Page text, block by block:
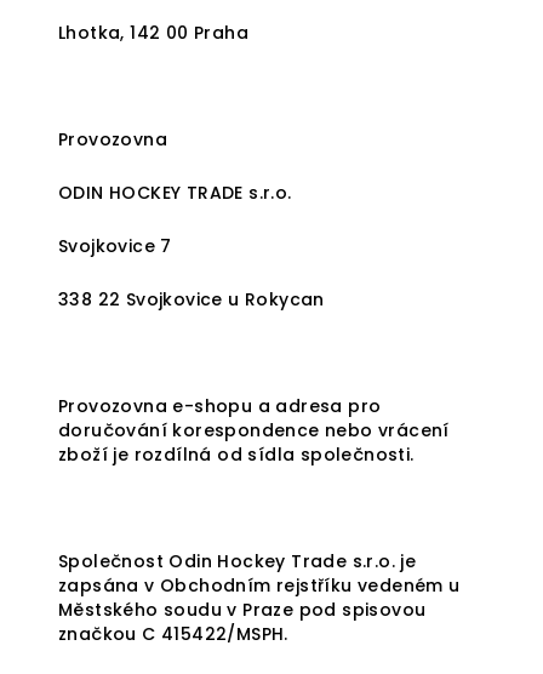
Lhotka, 142 00 Praha
Provozovna
ODIN HOCKEY TRADE s.r.o.
Svojkovice 7
338 22 Svojkovice u Rokycan
Provozovna e-shopu a adresa pro
doručování korespondence nebo vrácení
zboží je rozdílná od sídla společnosti.
Společnost Odin Hockey Trade s.r.o. je
zapsána v Obchodním rejstříku vedeném u
Městského soudu v Praze pod spisovou
značkou C 415422/MSPH.